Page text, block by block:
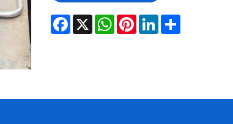
Facebook
X WhatsApp
PinterestLinkedInShare